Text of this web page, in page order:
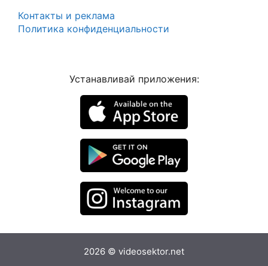
Контакты и реклама
Политика конфиденциальности
Устанавливай приложения:
2026 © videosektor.net